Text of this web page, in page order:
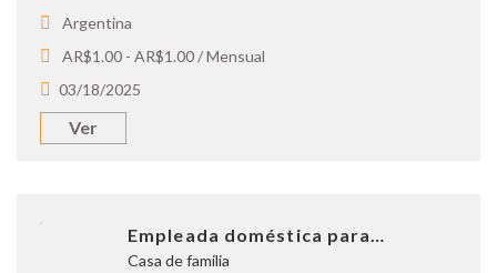
Argentina
AR$1.00 - AR$1.00 / Mensual
03/18/2025
Ver
Empleada doméstica para…
Casa de familia